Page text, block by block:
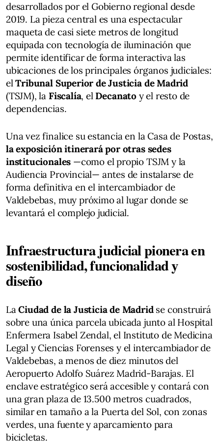
desarrollados por el Gobierno regional desde
2019. La pieza central es una espectacular
maqueta de casi siete metros de longitud
equipada con tecnología de iluminación que
permite identificar de forma interactiva las
ubicaciones de los principales órganos judiciales:
elTribunal Superior de Justicia de Madrid
(TSJM), la Fiscalía, el Decanatoy el resto de
dependencias.
Una vez finalice su estancia en la Casa de Postas,
la exposición itinerará por otras sedes
institucionales —como el propio TSJM y la
Audiencia Provincial— antes de instalarse de
forma definitiva en el intercambiador de
Valdebebas, muy próximo al lugar donde se
levantará el complejo judicial.
Infraestructura judicial pionera en
sostenibilidad, funcionalidad y
diseño
LaCiudad de la Justicia de Madrid se construirá
sobre una única parcela ubicada junto al Hospital
Enfermera Isabel Zendal, el Instituto de Medicina
Legal y Ciencias Forenses y el intercambiador de
Valdebebas, a menos de diez minutos del
Aeropuerto Adolfo Suárez Madrid-Barajas. El
enclave estratégico será accesible y contará con
una gran plaza de 13.500 metros cuadrados,
similar en tamaño a la Puerta del Sol, con zonas
verdes, una fuente y aparcamiento para
bicicletas.